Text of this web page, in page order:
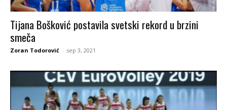
Tijana Bošković postavila svetski rekord u brzini
smeča
Zoran Todorović - sep 3, 2021